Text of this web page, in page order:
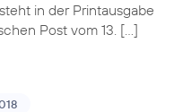
in der Printausgabe
Post vom 13. […]